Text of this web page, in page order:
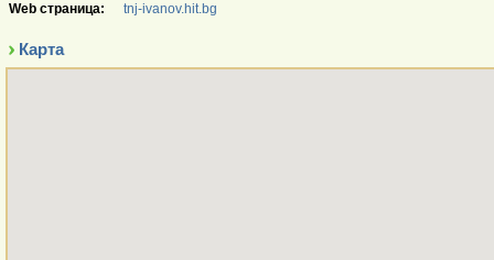
Web страница:
tnj-ivanov.hit.bg
Карта